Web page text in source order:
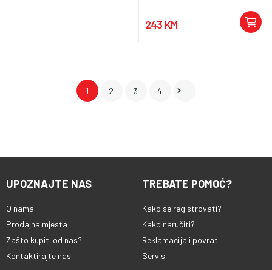
243 KM
1 2 3 4 
UPOZNAJTE NAS
O nama
Prodajna mjesta
Zašto kupiti od nas?
Kontaktirajte nas
TREBATE POMOĆ?
Kako se registrovati?
Kako naručiti?
Reklamacija i povrati
Servis